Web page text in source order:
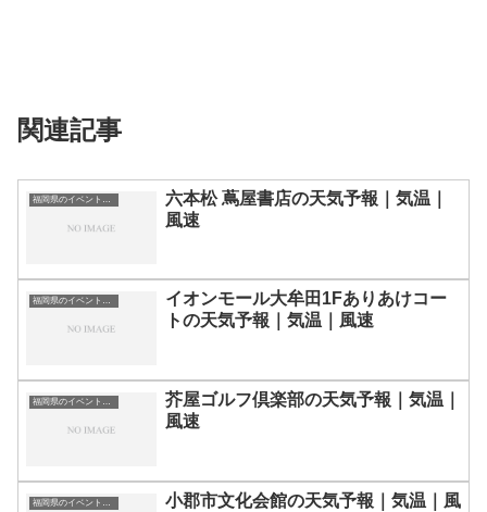
関連記事
福岡県のイベント会場一覧
六本松 蔦屋書店の天気予報｜気温｜
風速
福岡県のイベント会場一覧
イオンモール大牟田1Fありあけコー
トの天気予報｜気温｜風速
福岡県のイベント会場一覧
芥屋ゴルフ倶楽部の天気予報｜気温｜
風速
福岡県のイベント会場一覧
小郡市文化会館の天気予報｜気温｜風